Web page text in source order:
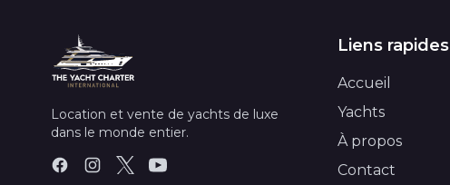
Location et vente de yachts de luxe
dans le monde entier.
Liens rapides
Accueil
Yachts
À propos
Contact